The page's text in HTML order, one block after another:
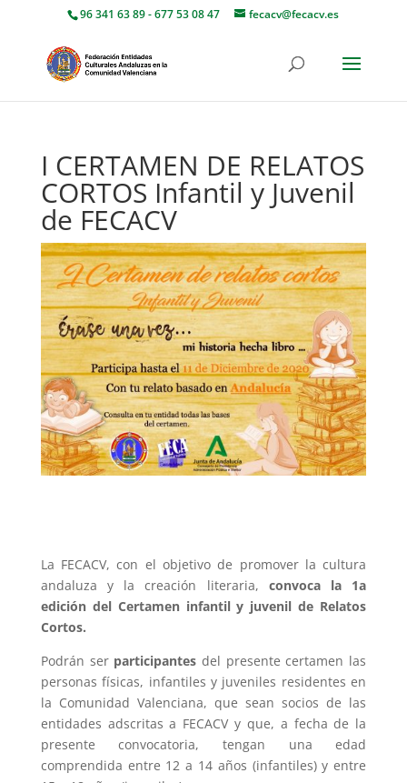
96 341 63 89 - 677 53 08 47 fecacv@fecacv.es
I CERTAMEN DE RELATOS
CORTOS Infantil y Juvenil
de FECACV
La FECACV, con el objetivo de promover la cultura
andaluza y la creación literaria, convoca la 1a
edición del Certamen infantil y juvenil de Relatos
Cortos.
Podrán ser participantes del presente certamen las
personas físicas, infantiles y juveniles residentes en
la Comunidad Valenciana, que sean socios de las
entidades adscritas a FECACV y que, a fecha de la
presente convocatoria, tengan una edad
comprendida entre 12 a 14 años (infantiles) y entre